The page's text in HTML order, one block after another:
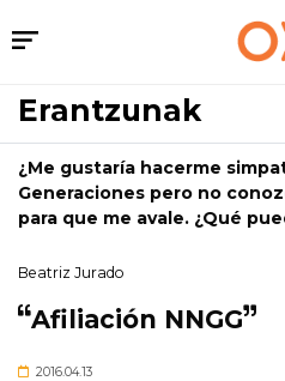
Erantzunak
¿Me gustaría hacerme
Generaciones pero no
para que me avale. ¿Qué
Beatriz Jurado
Afiliación NNGG
2016.04.13